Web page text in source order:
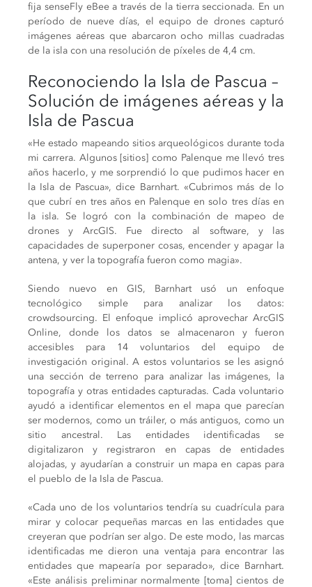
fija senseFly eBee a través de la tierra seccionada. En un
período de nueve días, el equipo de drones capturó
imágenes aéreas que abarcaron ocho millas cuadradas
de la isla con una resolución de píxeles de 4,4 cm.
Reconociendo la Isla de Pascua –
Solución de imágenes aéreas y la
Isla de Pascua
«He estado mapeando sitios arqueológicos durante toda
mi carrera. Algunos [sitios] como Palenque me llevó tres
años hacerlo, y me sorprendió lo que pudimos hacer en
la Isla de Pascua», dice Barnhart. «Cubrimos más de lo
que cubrí en tres años en Palenque en solo tres días en
la isla. Se logró con la combinación de mapeo de
drones y ArcGIS. Fue directo al software, y las
capacidades de superponer cosas, encender y apagar la
antena, y ver la topografía fueron como magia».
Siendo nuevo en GIS, Barnhart usó un enfoque
tecnológico simple para analizar los datos:
crowdsourcing. El enfoque implicó aprovechar ArcGIS
Online, donde los datos se almacenaron y fueron
accesibles para 14 voluntarios del equipo de
investigación original. A estos voluntarios se les asignó
una sección de terreno para analizar las imágenes, la
topografía y otras entidades capturadas. Cada voluntario
ayudó a identificar elementos en el mapa que parecían
ser modernos, como un tráiler, o más antiguos, como un
sitio ancestral. Las entidades identificadas se
digitalizaron y registraron en capas de entidades
alojadas, y ayudarían a construir un mapa en capas para
el pueblo de la Isla de Pascua.
«Cada uno de los voluntarios tendría su cuadrícula para
mirar y colocar pequeñas marcas en las entidades que
creyeran que podrían ser algo. De este modo, las marcas
identificadas me dieron una ventaja para encontrar las
entidades que mapearía por separado», dice Barnhart.
«Este análisis preliminar normalmente [toma] cientos de